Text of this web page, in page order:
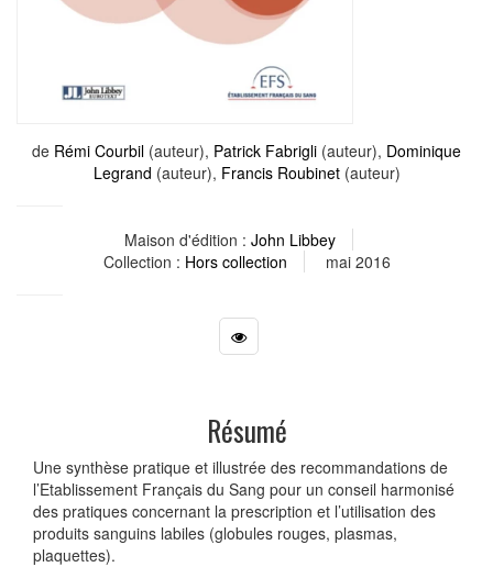
de Rémi Courbil (auteur), Patrick Fabrigli (auteur), Dominique
Legrand (auteur), Francis Roubinet(auteur)
Maison d'édition : John Libbey
Collection : Hors collection mai 2016
Résumé
Une synthèse pratique et illustrée des recommandations de
l’Etablissement Français du Sang pour un conseil harmonisé
des pratiques concernant la prescription et l’utilisation des
produits sanguins labiles (globules rouges, plasmas,
plaquettes).